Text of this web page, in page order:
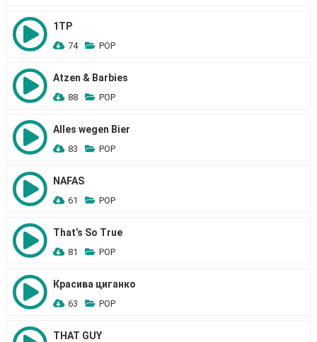
1TP
74 POP
Atzen & Barbies
88 POP
Alles wegen Bier
83 POP
NAFAS
61 POP
That’s So True
81 POP
Красива циганко
63 POP
THAT GUY